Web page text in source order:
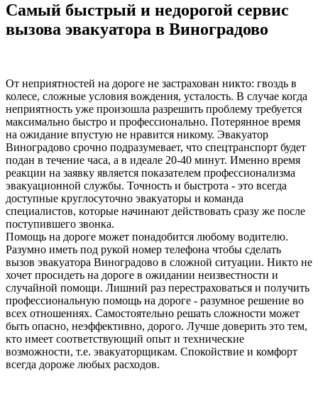
Самый быстрый и недорогой сервис
вызова эвакуатора в Виноградово
От неприятностей на дороге не застрахован никто: гвоздь в
колесе, сложные условия вождения, усталость. В случае когда
неприятность уже произошла разрешить проблему требуется
максимально быстро и профессионально. Потерянное время
на ожидание впустую не нравится никому. Эвакуатор
Виноградово срочно подразумевает, что спецтранспорт будет
подан в течение часа, а в идеале 20-40 минут. Именно время
реакции на заявку является показателем профессионализма
эвакуационной службы. Точность и быстрота - это всегда
доступные круглосуточно эвакуаторы и команда
специалистов, которые начинают действовать сразу же после
поступившего звонка.
Помощь на дороге может понадобится любому водителю.
Разумно иметь под рукой номер телефона чтобы сделать
вызов эвакуатора Виноградово в сложной ситуации. Никто не
хочет просидеть на дороге в ожидании неизвестности и
случайной помощи. Лишний раз перестраховаться и получить
профессиональную помощь на дороге - разумное решение во
всех отношениях. Самостоятельно решать сложности может
быть опасно, неэффективно, дорого. Лучше доверить это тем,
кто имеет соответствующий опыт и технические
возможности, т.е. эвакуаторщикам. Спокойствие и комфорт
всегда дороже любых расходов.